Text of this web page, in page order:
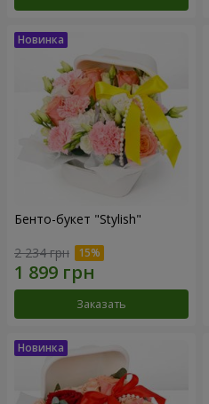
Бенто-букет "Stylish"
2 234 грн
Заказать